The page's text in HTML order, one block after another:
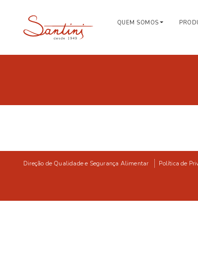
QUEM SOMOS
Direção de Qualidade e Segurança Alimentar Política de